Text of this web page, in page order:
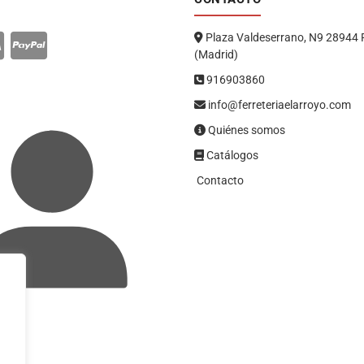
Plaza Valdeserrano, N9 28944
(Madrid)
916903860
info@ferreteriaelarroyo.com
Quiénes somos
Catálogos
Contacto